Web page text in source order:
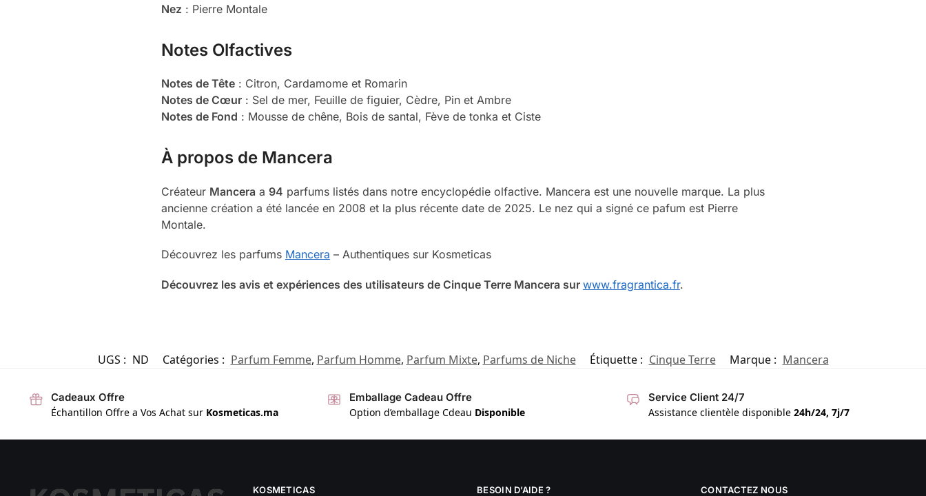
Nez : Pierre Montale
Notes Olfactives
Notes de Tête: Citron, Cardamome et Romarin
Notes de Cœur: Sel de mer, Feuille de figuier, Cèdre, Pin et Ambre
Notes de Fond : Mousse de chêne, Bois de santal, Fève de tonka et Ciste
À propos de Mancera
Créateur Mancera a 94 parfums listés dans notre encyclopédie olfactive. Mancera est une nouvelle marque. La plus
ancienne création a été lancée en 2008 et la plus récente date de 2025. Le nez qui a signé ce pafum est Pierre
Montale.
Découvrez les parfums Mancera – Authentiques sur Kosmeticas
Découvrez les avis et expériences des utilisateurs de Cinque Terre Mancera sur www.fragrantica.fr.
UGS : ND Catégories : Parfum Femme, Parfum Homme, Parfum Mixte, Parfums de Niche Étiquette : Cinque Terre Marque : Mancera
Cadeaux Offre
Échantillon Offre a Vos Achat sur Kosmeticas.ma
Emballage Cadeau Offre
Option d’emballage Cdeau Disponible
Service Client 24/7
Assistance clientèle disponible 24h/24, 7j/7
KOSMETICAS BESOIN D’AIDE ? CONTACTEZ NOUS